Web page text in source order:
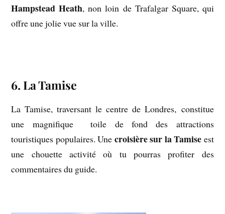
Hampstead Heath, non loin de Trafalgar Square, qui
offre une jolie vue sur la ville.
6. La Tamise
La Tamise, traversant le centre de Londres, constitue
une magnifique toile de fond des attractions
touristiques populaires. Une croisière sur la Tamise est
une chouette activité où tu pourras profiter des
commentaires du guide.